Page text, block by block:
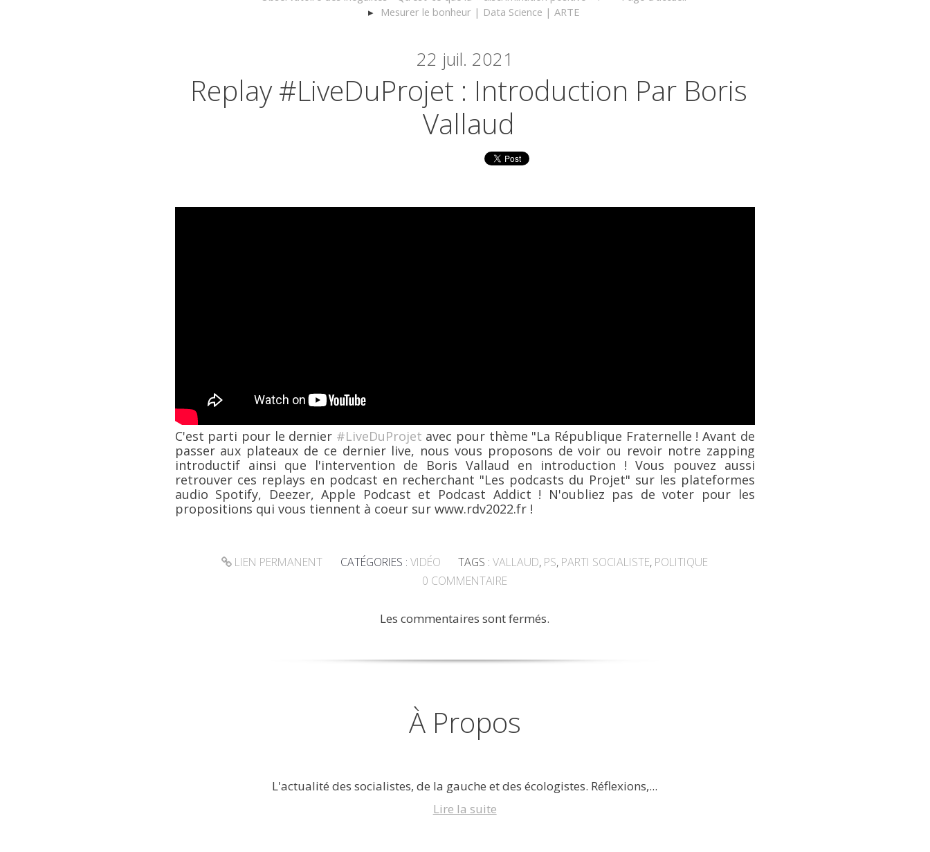
Mesurer le bonheur | Data Science | ARTE
22 juil. 2021
Replay #LiveDuProjet : Introduction Par Boris
Vallaud
C'est parti pour le dernier #LiveDuProjet avec pour thème "La République Fraternelle ! Avant de
passer aux plateaux de ce dernier live, nous vous proposons de voir ou revoir notre zapping
introductif ainsi que l'intervention de Boris Vallaud en introduction ! Vous pouvez aussi
retrouver ces replays en podcast en recherchant "Les podcasts du Projet" sur les plateformes
audio Spotify, Deezer, Apple Podcast et Podcast Addict ! N'oubliez pas de voter pour les
propositions qui vous tiennent à coeur sur www.rdv2022.fr !
LIEN PERMANENT CATÉGORIES : VIDÉO TAGS : VALLAUD, PS, PARTI SOCIALISTE, POLITIQUE
0 COMMENTAIRE
Les commentaires sont fermés.
À Propos
L'actualité des socialistes, de la gauche et des écologistes. Réflexions,...
Lire la suite